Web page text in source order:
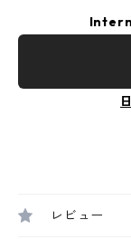
レビュー